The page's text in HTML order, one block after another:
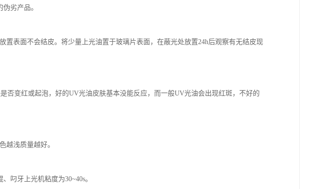
劣产品。
置表面不会结皮。将少量上光油置于玻璃片表面，在蔽光处放置24h后观察有无结皮现
否变红或起泡，好的UV光油皮肤基本没能反应，而一般UV光油会出现红斑，不好的
越浅质量越好。
叼牙上光机粘度为30~40s。